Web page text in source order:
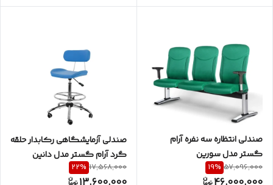
صندلی انتظاره سه نفره آرام
گستر مدل سورین
57,096,000
19%
صندلی آزمایشگاهی رکابدار حلقه
گرد آرام گستر مدل دانین
17,568,000
22%